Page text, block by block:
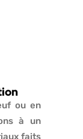
ou en
à un
faits